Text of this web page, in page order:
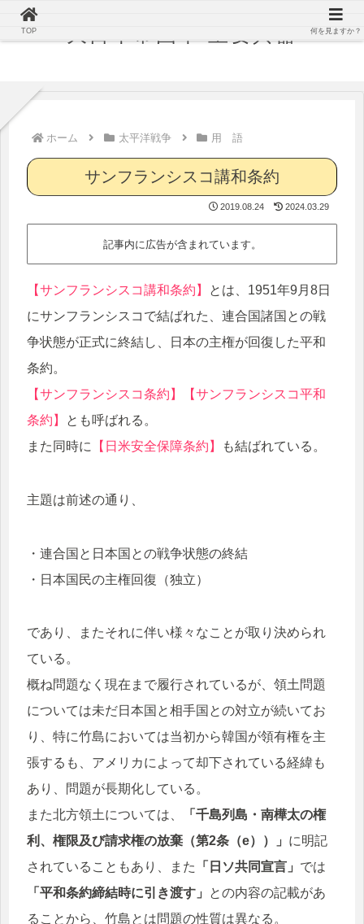
ホーム 太平洋戦争 用 語
サンフランシスコ講和条約
2019.08.24 2024.03.29
記事内に広告が含まれています。
【サンフランシスコ講和条約】
とは、1951年9月8日
にサンフランシスコで結ばれた、連合国諸国との戦
争状態が正式に終結し、日本の主権が回復した平和
条約。
【サンフランシスコ条約】【サンフランシスコ平和
条約】
とも呼ばれる。
また同時に
【日米安全保障条約】 も結ばれている。
主題は前述の通り、
・連合国と日本国との戦争状態の終結
・日本国民の主権回復（独立）
であり、またそれに伴い様々なことが取り決められ
ている。
概ね問題なく現在まで履行されているが、領土問題
については未だ日本国と相手国との対立が続いてお
り、特に竹島においては当初から韓国が領有権を主
張するも、アメリカによって却下されている経緯も
あり、問題が長期化している。
また北方領土については、
「千島列島・南樺太の権
利、権限及び請求権の放棄（第2条（e））」 に明記
されていることもあり、また
「日ソ共同宣言」 では
「平和条約締結時に引き渡す」
との内容の記載があ
ることから、竹島とは問題の性質は異なる。
TOP 何を見ますか？